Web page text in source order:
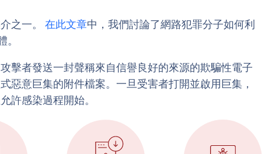
之一。 在此文章中，我們討論了網路犯罪分子如何利
擊者發送一封聲稱來自信譽良好的來源的欺騙性電子
惡意巨集的附件檔案。一旦受害者打開並啟用巨集，
許感染過程開始。